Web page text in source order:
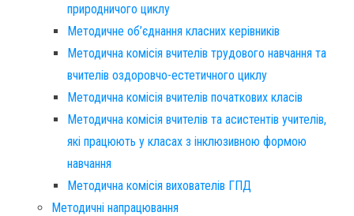
природничого циклу
Методичне об’єднання класних керівників
Методична комісія вчителів трудового навчання та
вчителів оздоровчо-естетичного циклу
Методична комісія вчителів початкових класів
Методична комісія вчителів та асистентів учителів,
які працюють у класах з інклюзивною формою
навчання
Методична комісія вихователів ГПД
Методичні напрацювання